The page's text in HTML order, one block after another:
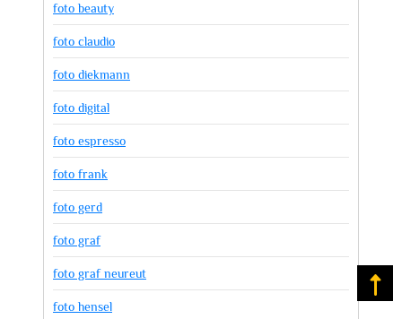
foto beauty
foto claudio
foto diekmann
foto digital
foto espresso
foto frank
foto gerd
foto graf
foto graf neureut
foto hensel